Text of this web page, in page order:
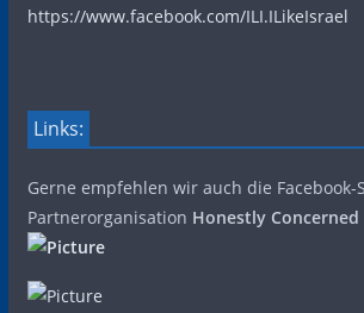
https://www.facebook.com/ILI.ILikeIsrael
Links:
Gerne empfehlen wir auch die Facebook-
Partnerorganisation Honestly Concerned